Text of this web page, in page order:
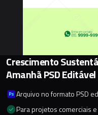
Crescimento
Amanhã PSD Editável
Arquivo no formato PSD
Para projetos comerciais